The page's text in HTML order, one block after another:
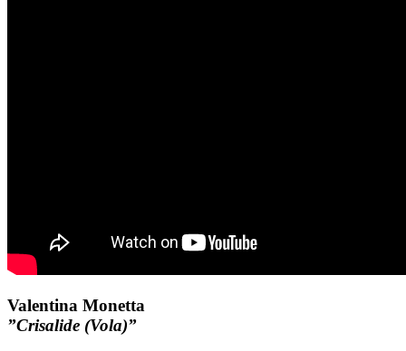
Valentina Monetta
”Crisalide (Vola)”